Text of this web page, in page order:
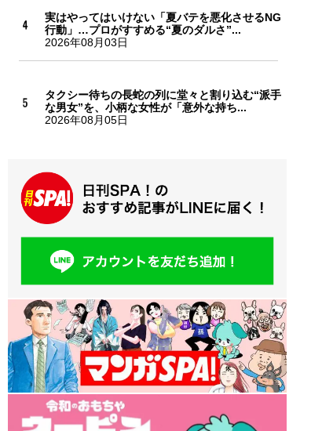
実はやってはいけない「夏バテを悪化させるNG
行動」…プロがすすめる“夏のダルさ”...
2026年08月03日
タクシー待ちの長蛇の列に堂々と割り込む“派手
な男女”を、小柄な女性が「意外な持ち...
2026年08月05日